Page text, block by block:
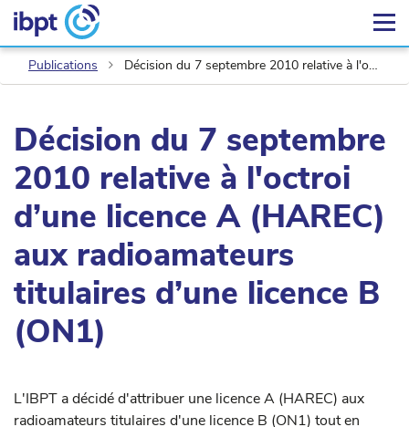
Publications Décision du 7 septembre 2010 relative à l'octroi d’une licence A (HAREC) aux radioamateurs titulaires d’une licence B (ON1)
Décision du 7 septembre
2010 relative à l'octroi
d’une licence A (HAREC)
aux radioamateurs
titulaires d’une licence B
(ON1)
L'IBPT a décidé d'attribuer une licence A (HAREC) aux
radioamateurs titulaires d'une licence B (ON1) tout en